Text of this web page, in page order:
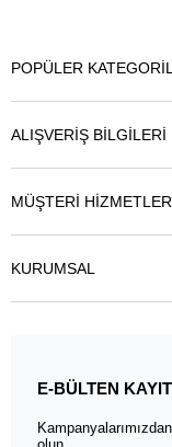
POPÜLER
ALIŞVERİŞ BİLGİLERİ
MÜŞTERİ
KURUMSAL
E-BÜLTEN KAYIT